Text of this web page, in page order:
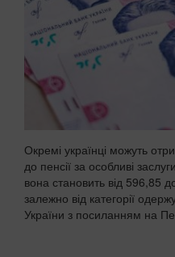
Окремі українці можуть
до пенсії за особливі
вона становить від 596,85
залежно від категорії
України з посиланням на